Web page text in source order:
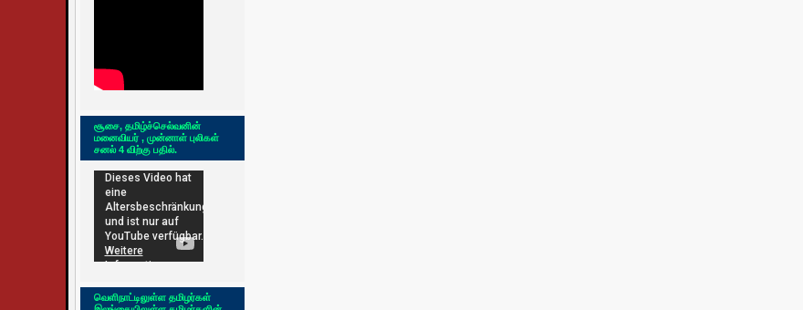
சூசை, தமிழ்ச்செல்வனின்
மனைவியர் , முன்னாள் புலிகள்
சனல் 4 விற்கு பதில்.
வெளிநாட்டிலுள்ள தமிழர்கள்